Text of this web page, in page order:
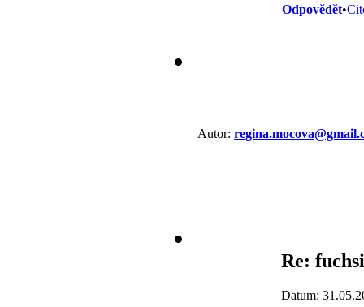
Odpovědět•
Autor:
Re:
Datum: